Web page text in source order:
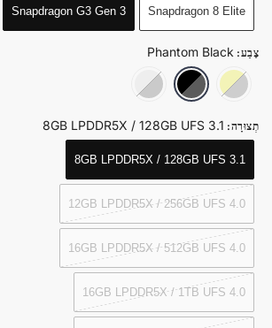
Snapdragon 8 Elite
Snapdragon G3 Gen 3
צֶבַע:
Phantom Black
Dragon Yellow
תְצוּרָה:
8GB LPDDR5X / 128GB UFS 3.1
8GB LPDDR5X / 128GB UFS 3.1
12GB LPDDR5X / 256GB UFS 4.0
16GB LPDDR5X / 512GB UFS 4.0
16GB LPDDR5X / 1TB UFS 4.0